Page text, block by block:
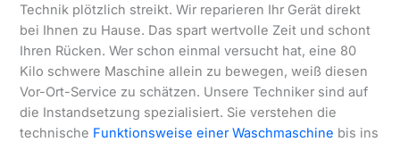
Technik plötzlich streikt. Wir reparieren Ihr Gerät direkt
bei Ihnen zu Hause. Das spart wertvolle Zeit und schont
Ihren Rücken. Wer schon einmal versucht hat, eine 80
Kilo schwere Maschine allein zu bewegen, weiß diesen
Vor-Ort-Service zu schätzen. Unsere Techniker sind auf
die Instandsetzung spezialisiert. Sie verstehen die
technische Funktionsweise einer Waschmaschine bis ins